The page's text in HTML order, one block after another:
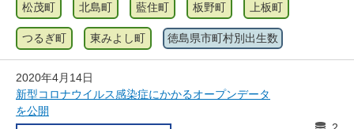
松茂町 北島町 藍住町 板野町 上板町
つるぎ町 東みよし町 徳島県市町村別出生数
2020年4月14日
新型コロナウイルス感染症にかかるオープンデータ
を公開